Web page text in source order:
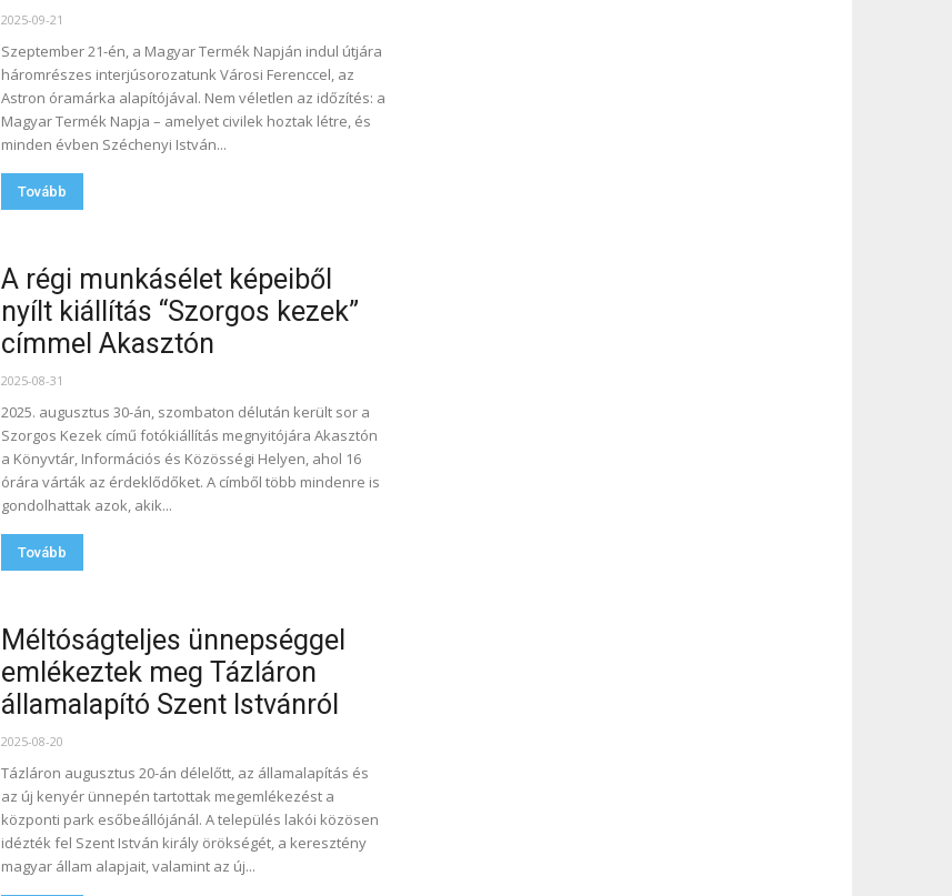
2025-09-21
Szeptember 21-én, a Magyar Termék Napján indul útjára
háromrészes interjúsorozatunk Városi Ferenccel, az
Astron óramárka alapítójával. Nem véletlen az időzítés: a
Magyar Termék Napja – amelyet civilek hoztak létre, és
minden évben Széchenyi István...
Tovább
A régi munkásélet képeiből
nyílt kiállítás “Szorgos kezek”
címmel Akasztón
2025-08-31
2025. augusztus 30-án, szombaton délután került sor a
Szorgos Kezek című fotókiállítás megnyitójára Akasztón
a Könyvtár, Információs és Közösségi Helyen, ahol 16
órára várták az érdeklődőket. A címből több mindenre is
gondolhattak azok, akik...
Tovább
Méltóságteljes ünnepséggel
emlékeztek meg Tázláron
államalapító Szent Istvánról
2025-08-20
Tázláron augusztus 20-án délelőtt, az államalapítás és
az új kenyér ünnepén tartottak megemlékezést a
központi park esőbeállójánál. A település lakói közösen
idézték fel Szent István király örökségét, a keresztény
magyar állam alapjait, valamint az új...